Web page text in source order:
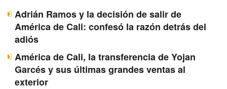
Adrián Ramos y la decisión de salir de
América de Cali: confesó la razón detrás del
adiós
América de Cali, la transferencia de Yojan
Garcés y sus últimas grandes ventas al
exterior